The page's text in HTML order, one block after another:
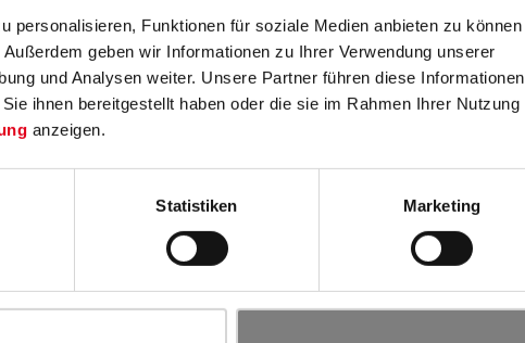
personalisieren, Funktionen für soziale Medien anbieten zu können
geben wir Informationen zu Ihrer Verwendung unserer
und Analysen weiter. Unsere Partner führen diese Informationen
ihnen bereitgestellt haben oder die sie im Rahmen Ihrer Nutzung
anzeigen.
Statistiken Marketing